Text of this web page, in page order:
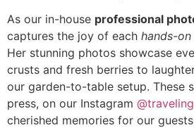
As our in-house professional
captures the joy of each hands-
Her stunning photos showcase
crusts and fresh berries to
our garden-to-table setup. These
press, on our Instagram
cherished memories for our